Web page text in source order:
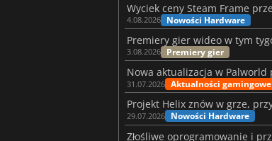
4.08.2026 Nowości Hardware
3.08.2026 Premiery gier
31.07.2026 Aktualności gamingowe
29.07.2026 Nowości Hardware